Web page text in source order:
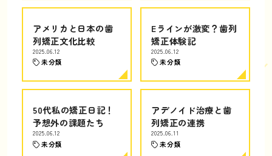
アメリカと日本の歯
列矯正文化比較
2025.06.12
未分類
Eラインが激変？歯列
矯正体験記
2025.06.12
未分類
50代私の矯正日記！
予想外の課題たち
2025.06.12
未分類
アデノイド治療と歯
列矯正の連携
2025.06.11
未分類